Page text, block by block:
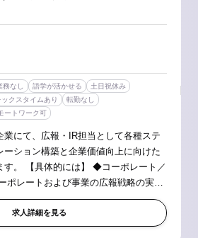
なし 語学が活かせる
土日祝休み
ックスタイムあり
転勤なし
ートワーク可
業にて、広報・IR担当として各種ステ
ーション構築と企業価値向上に向けた
レート／
ポレートおよび事業の広報戦略の実行
外発信コンテンツの企画、原稿作成、
求人詳細を見る